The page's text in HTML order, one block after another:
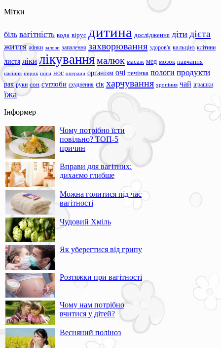
Мітки
біль вагітність вода вірус дитина дослідження діти дієта
життя жінки залози запалення захворювання здоров'я кальцію клітини
листя ліки лікуваннямалюк масаж мед мозок навчання
насіння нирок ноги нос операції організм очі печінка пологи продукти
рак руки сон суглоби схуднення сік харчування хропіння чай іграшки
їжа
Інформер
Чому потрібно їсти
повільно? ТОП-5
причин
Вправи для вагітних:
дихаємо глибше
Можна голитися під час
вагітності
Чудовий Хміль
Як уберегтися від грипу
Розтяжки при вагітності
Чому нам потрібно
вчитися у дітей?
Весняний поліноз